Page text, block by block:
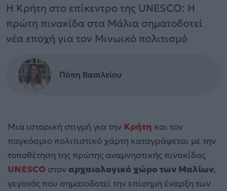
Η Κρήτη στο επίκεντρο της UNESCO: Η
πρώτη πινακίδα στα Μάλια σηματοδοτεί
νέα εποχή για τον Μινωικό πολιτισμό
Πόπη Βασιλείου
Μια ιστορική στιγμή για την Κρήτη και τον
παγκόσμιο πολιτιστικό χάρτη καταγράφεται με την
τοποθέτηση της πρώτης αναμνηστικής πινακίδας
UNESCO στοναρχαιολογικό χώρο των Μαλίων,
γεγονός που σηματοδοτεί την επίσημη έναρξη των